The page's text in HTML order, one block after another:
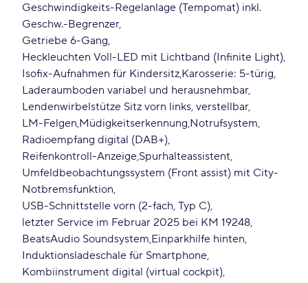
Geschwindigkeits-Regelanlage (Tempomat) inkl.
Geschw.-Begrenzer
Getriebe 6-Gang
Heckleuchten Voll-LED mit Lichtband (Infinite Light)
Isofix-Aufnahmen für Kindersitz Karosserie: 5-türig
Laderaumboden variabel und herausnehmbar
Lendenwirbelstütze Sitz vorn links, verstellbar
LM-Felgen Müdigkeitserkennung Notrufsystem
Radioempfang digital (DAB+)
Reifenkontroll-Anzeige Spurhalteassistent
Umfeldbeobachtungssystem (Front assist) mit City-
Notbremsfunktion
USB-Schnittstelle vorn (2-fach, Typ C)
letzter Service im Februar 2025 bei KM 19248
BeatsAudio Soundsystem Einparkhilfe hinten
Induktionsladeschale für Smartphone
Kombiinstrument digital (virtual cockpit)